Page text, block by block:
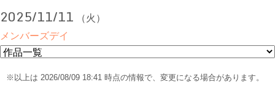
2025/11/11 （火）
メンバーズデイ
※以上は 2026/08/09 18:41 時点の情報で、変更になる場合があります。